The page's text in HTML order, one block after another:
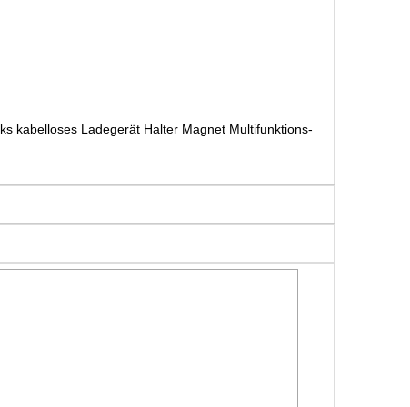
kabelloses Ladegerät Halter Magnet Multifunktions-